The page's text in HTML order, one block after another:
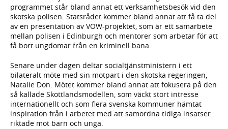
programmet står bland annat ett verksamhetsbesök vid den
skotska polisen. Statsrådet kommer bland annat att få ta del
av en presentation av VOW-projektet, som är ett samarbete
mellan polisen i Edinburgh och mentorer som arbetar för att
få bort ungdomar från en kriminell bana.
Senare under dagen deltar socialtjänstministern i ett
bilateralt möte med sin motpart i den skotska regeringen,
Natalie Don. Mötet kommer bland annat att fokusera på den
så kallade Skottlandsmodellen, som väckt stort intresse
internationellt och som flera svenska kommuner hämtat
inspiration från i arbetet med att samordna tidiga insatser
riktade mot barn och unga.